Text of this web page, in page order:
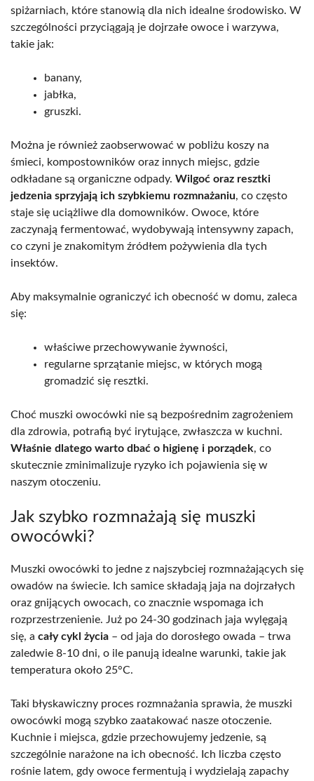
spiżarniach, które stanowią dla nich idealne środowisko. W
szczególności przyciągają je dojrzałe owoce i warzywa,
takie jak:
banany,
jabłka,
gruszki.
Można je również zaobserwować w pobliżu koszy na
śmieci, kompostowników oraz innych miejsc, gdzie
odkładane są organiczne odpady. Wilgoć oraz resztki
jedzenia sprzyjają ich szybkiemu rozmnażaniu, co często
staje się uciążliwe dla domowników. Owoce, które
zaczynają fermentować, wydobywają intensywny zapach,
co czyni je znakomitym źródłem pożywienia dla tych
insektów.
Aby maksymalnie ograniczyć ich obecność w domu, zaleca
się:
właściwe przechowywanie żywności,
regularne sprzątanie miejsc, w których mogą
gromadzić się resztki.
Choć muszki owocówki nie są bezpośrednim zagrożeniem
dla zdrowia, potrafią być irytujące, zwłaszcza w kuchni.
Właśnie dlatego warto dbać o higienę i porządek, co
skutecznie zminimalizuje ryzyko ich pojawienia się w
naszym otoczeniu.
Jak szybko rozmnażają się muszki
owocówki?
Muszki owocówki to jedne z najszybciej rozmnażających się
owadów na świecie. Ich samice składają jaja na dojrzałych
oraz gnijących owocach, co znacznie wspomaga ich
rozprzestrzenienie. Już po 24-30 godzinach jaja wylęgają
się, a cały cykl życia – od jaja do dorosłego owada – trwa
zaledwie 8-10 dni, o ile panują idealne warunki, takie jak
temperatura około 25°C.
Taki błyskawiczny proces rozmnażania sprawia, że muszki
owocówki mogą szybko zaatakować nasze otoczenie.
Kuchnie i miejsca, gdzie przechowujemy jedzenie, są
szczególnie narażone na ich obecność. Ich liczba często
rośnie latem, gdy owoce fermentują i wydzielają zapachy